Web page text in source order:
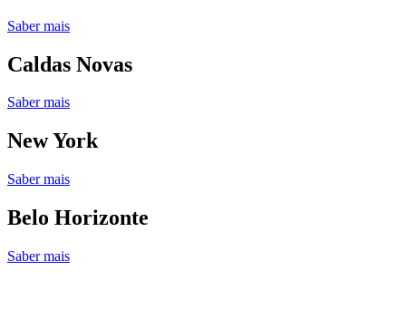
Saber mais
Caldas Novas
Saber mais
New York
Saber mais
Belo Horizonte
Saber mais